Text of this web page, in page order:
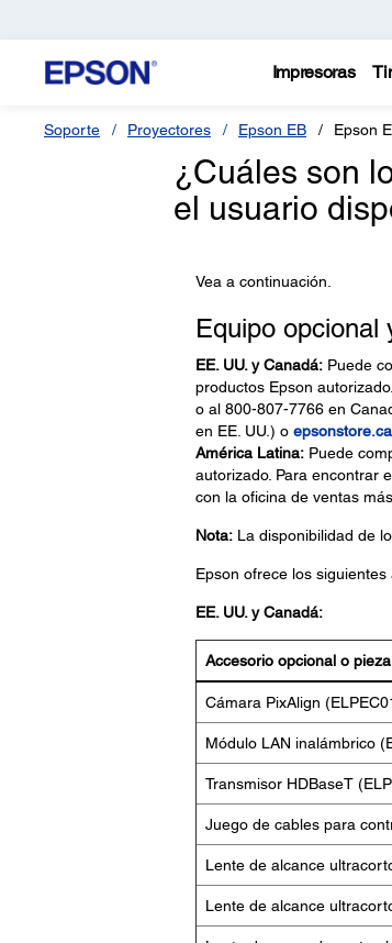
Impresoras
Soporte Proyectores Epson EB Epson
¿Cuáles son
el usuario
Vea a continuación.
Equipo opcional
EE. UU. y Canadá:Puede
productos Epson
o al 800-807-7766 en
en EE. UU.) o epsonstore.ca
América Latina:Puede
autorizado. Para encontrar
con la oficina de ventas
Nota:La disponibilidad de
Epson ofrece los
EE. UU. y Canadá:
Accesorio opcional o
Cámara PixAlign
Módulo LAN inalámbrico
Transmisor HDBaseT
Juego de cables para
Lente de alcance
Lente de alcance